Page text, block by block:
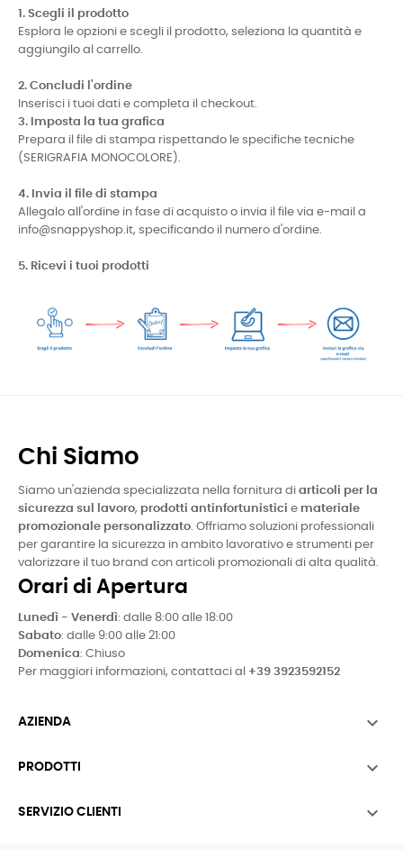
1. Scegli il prodotto
Esplora le opzioni e scegli il prodotto, seleziona la quantità e
aggiungilo al carrello.
2. Concludi l'ordine
Inserisci i tuoi dati e completa il checkout.
3. Imposta la tua grafica
Prepara il file di stampa rispettando le specifiche tecniche
(SERIGRAFIA MONOCOLORE).
4. Invia il file di stampa
Allegalo all'ordine in fase di acquisto o invia il file via e-mail a
info@snappyshop.it, specificando il numero d'ordine.
5. Ricevi i tuoi prodotti
Chi Siamo
Siamo un'azienda specializzata nella fornitura di articoli per la
sicurezza sul lavoro, prodotti antinfortunistici e materiale
promozionale personalizzato. Offriamo soluzioni professionali
per garantire la sicurezza in ambito lavorativo e strumenti per
valorizzare il tuo brand con articoli promozionali di alta qualità.
Orari di Apertura
Lunedì - Venerdì: dalle 8:00 alle 18:00
Sabato: dalle 9:00 alle 21:00
Domenica: Chiuso
Per maggiori informazioni, contattaci al +39 3923592152
AZIENDA 
PRODOTTI 
SERVIZIO CLIENTI 